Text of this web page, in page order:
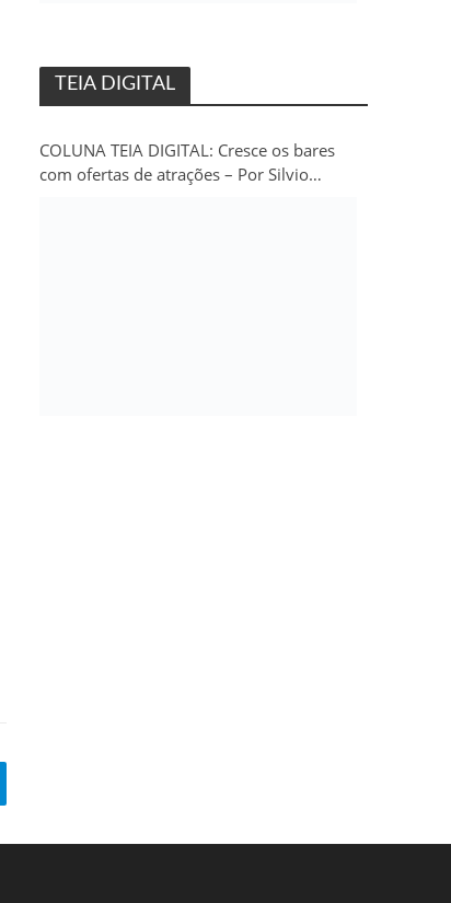
TEIA DIGITAL
COLUNA TEIA DIGITAL: Cresce os bares
com ofertas de atrações – Por Silvio